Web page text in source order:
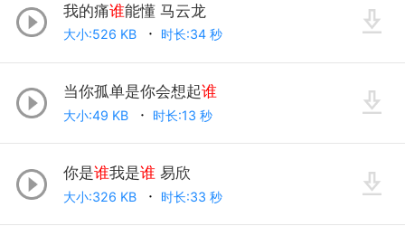
我的痛谁能懂 马云龙
大小:526 KB 时长:34 秒
当你孤单是你会想起谁
大小:49 KB 时长:13 秒
你是谁我是谁易欣
大小:326 KB 时长:33 秒